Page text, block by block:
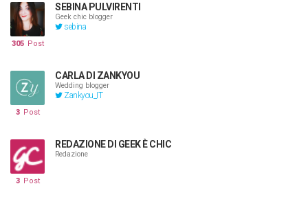
SEBINA PULVIRENTI
Geek chic blogger
sebina
305 Post
CARLA DI ZANKYOU
Wedding blogger
Zankyou_IT
3 Post
REDAZIONE DI GEEK È CHIC
Redazione
3 Post